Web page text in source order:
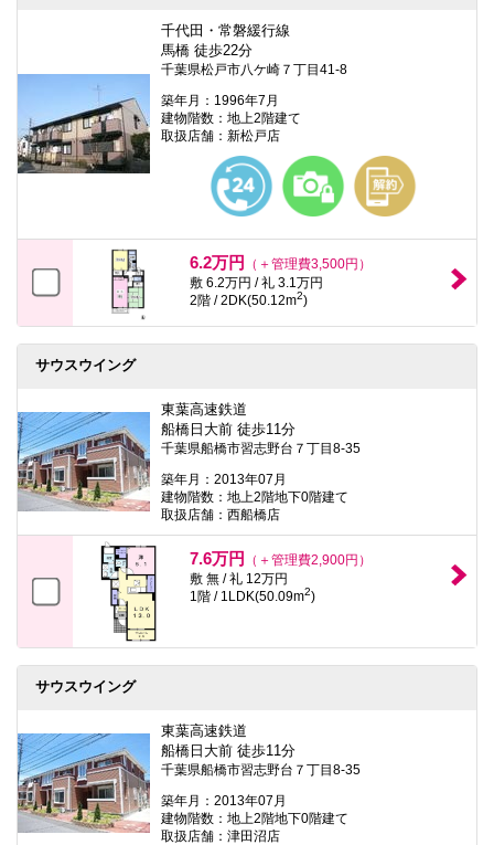
千代田・常磐緩行線
馬橋 徒歩22分
千葉県松戸市八ケ崎７丁目41-8
築年月：1996年7月
建物階数：地上2階建て
取扱店舗：新松戸店
6.2万円
（＋管理費3,500円）
敷 6.2万円 / 礼 3.1万円
2階 / 2DK(50.12m2)
サウスウイング
東葉高速鉄道
船橋日大前 徒歩11分
千葉県船橋市習志野台７丁目8-35
築年月：2013年07月
建物階数：地上2階地下0階建て
取扱店舗：西船橋店
7.6万円
（＋管理費2,900円）
敷 無 / 礼 12万円
1階 / 1LDK(50.09m2)
サウスウイング
東葉高速鉄道
船橋日大前 徒歩11分
千葉県船橋市習志野台７丁目8-35
築年月：2013年07月
建物階数：地上2階地下0階建て
取扱店舗：津田沼店